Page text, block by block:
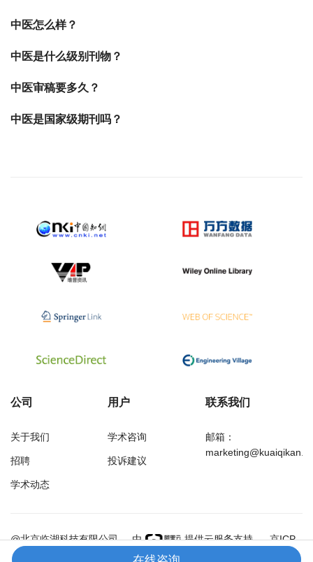
中医怎么样？
中医是什么级别刊物？
中医审稿要多久？
中医是国家级期刊吗？
公司
关于我们
招聘
学术动态
用户
学术咨询
投诉建议
联系我们
邮箱：
@北京临湖科技有限公司 由 提供云服务支持
京ICP
备18002349号-1